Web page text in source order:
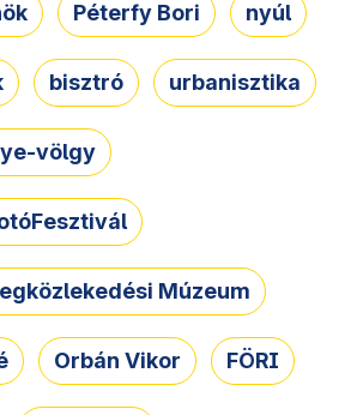
Péterfy Bori nyúl
bisztró urbanisztika
völgy
Múzeum
Orbán Vikor FÖRI